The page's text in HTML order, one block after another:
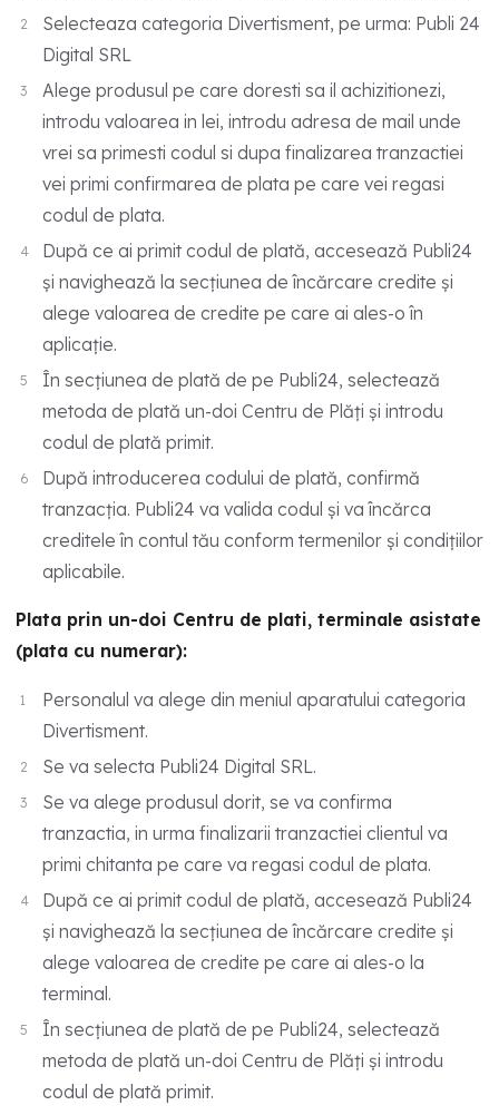
Selecteaza categoria Divertisment, pe urma: Publi 24
Digital SRL
Alege produsul pe care doresti sa il achizitionezi,
introdu valoarea in lei, introdu adresa de mail unde
vrei sa primesti codul si dupa finalizarea tranzactiei
vei primi confirmarea de plata pe care vei regasi
codul de plata.
După ce ai primit codul de plată, accesează Publi24
și navighează la secțiunea de încărcare credite și
alege valoarea de credite pe care ai ales-o în
aplicație.
În secțiunea de plată de pe Publi24, selectează
metoda de plată un-doi Centru de Plăți și introdu
codul de plată primit.
După introducerea codului de plată, confirmă
tranzacția. Publi24 va valida codul și va încărca
creditele în contul tău conform termenilor și condițiilor
aplicabile.
Plata prin un-doi Centru de plati, terminale asistate
(plata cu numerar):
Personalul va alege din meniul aparatului categoria
Divertisment.
Se va selecta Publi24 Digital SRL.
Se va alege produsul dorit, se va confirma
tranzactia, in urma finalizarii tranzactiei clientul va
primi chitanta pe care va regasi codul de plata.
După ce ai primit codul de plată, accesează Publi24
și navighează la secțiunea de încărcare credite și
alege valoarea de credite pe care ai ales-o la
terminal.
În secțiunea de plată de pe Publi24, selectează
metoda de plată un-doi Centru de Plăți și introdu
codul de plată primit.